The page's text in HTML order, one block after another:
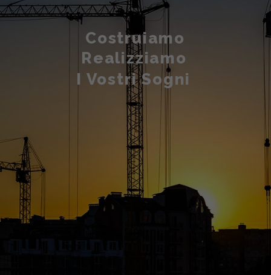
Costruiamo
Realizziamo
I Vostri Sogni